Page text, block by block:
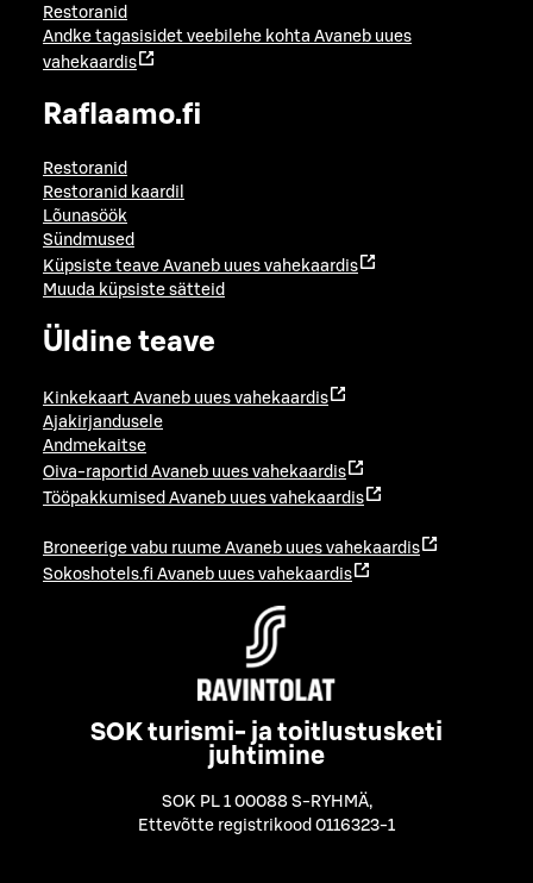
Restoranid
Andke tagasisidet veebilehe kohta Avaneb uues
vahekaardis
Raflaamo.fi
Restoranid
Restoranid kaardil
Lõunasöök
Sündmused
Küpsiste teave Avaneb uues vahekaardis
Muuda küpsiste sätteid
Üldine teave
Kinkekaart Avaneb uues vahekaardis
Ajakirjandusele
Andmekaitse
Oiva-raportid Avaneb uues vahekaardis
Tööpakkumised Avaneb uues vahekaardis
Broneerige vabu ruume Avaneb uues vahekaardis
Sokoshotels.fi Avaneb uues vahekaardis
SOK turismi- ja toitlustusketi
juhtimine
SOK PL 1 00088 S-RYHMÄ,
Ettevõtte registrikood 0116323-1